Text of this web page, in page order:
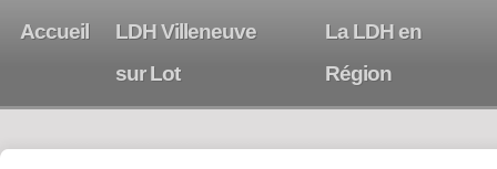
Accueil
LDH Villeneuve
sur Lot
La LDH en
Région